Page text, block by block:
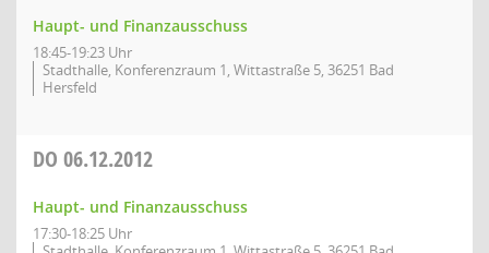
Haupt- und Finanzausschuss
18:45-19:23 Uhr
Stadthalle, Konferenzraum 1, Wittastraße 5, 36251 Bad
Hersfeld
DO 06.12.2012
Haupt- und Finanzausschuss
17:30-18:25 Uhr